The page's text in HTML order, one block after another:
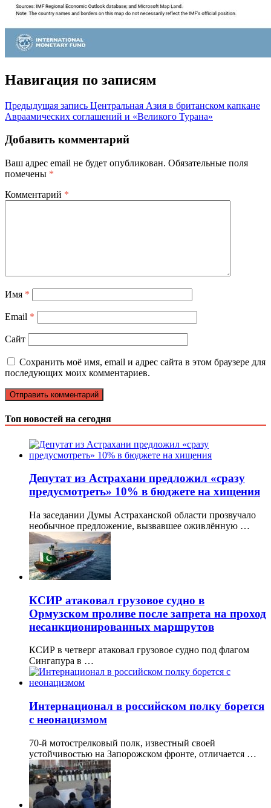
Навигация по записям
Предыдущая запись Центральная Азия в британском капкане
Авраамических соглашений и «Великого Турана»
Добавить комментарий
Ваш адрес email не будет опубликован. Обязательные поля
помечены *
Комментарий *
Имя *
Email *
Сайт
Сохранить моё имя, email и адрес сайта в этом браузере для
последующих моих комментариев.
Топ новостей на сегодня
Депутат из Астрахани предложил «сразу
предусмотреть» 10% в бюджете на хищения
На заседании Думы Астраханской области прозвучало
необычное предложение, вызвавшее оживлённую …
КСИР атаковал грузовое судно в
Ормузском проливе после запрета на проход
несанкционированных маршрутов
КСИР в четверг атаковал грузовое судно под флагом
Сингапура в …
Интернационал в российском полку борется
с неонацизмом
70-й мотострелковый полк, известный своей
устойчивостью на Запорожском фронте, отличается …